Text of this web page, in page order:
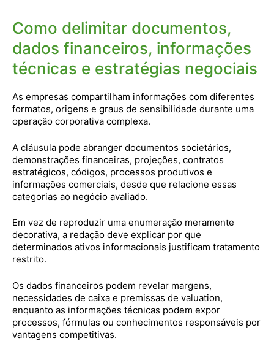
Como delimitar documentos,
dados financeiros, informações
técnicas e estratégias negociais
As empresas compartilham informações com diferentes
formatos, origens e graus de sensibilidade durante uma
operação corporativa complexa.
A cláusula pode abranger documentos societários,
demonstrações financeiras, projeções, contratos
estratégicos, códigos, processos produtivos e
informações comerciais, desde que relacione essas
categorias ao negócio avaliado.
Em vez de reproduzir uma enumeração meramente
decorativa, a redação deve explicar por que
determinados ativos informacionais justificam tratamento
restrito.
Os dados financeiros podem revelar margens,
necessidades de caixa e premissas de valuation,
enquanto as informações técnicas podem expor
processos, fórmulas ou conhecimentos responsáveis por
vantagens competitivas.